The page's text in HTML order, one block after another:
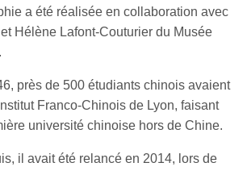
a été réalisée en collaboration avec
Hélène Lafont-Couturier du Musée
près de 500 étudiants chinois avaient
Franco-Chinois de Lyon, faisant
université chinoise hors de Chine.
il avait été relancé en 2014, lors de